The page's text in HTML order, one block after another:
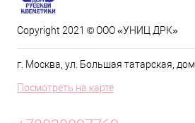
Copyright 2021 © ООО «УНИЦ ДРК»
г. Москва, ул. Большая татарская, дом
Посмотреть на карте